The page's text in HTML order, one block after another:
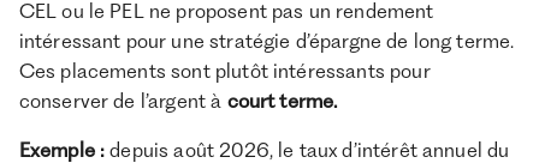
CEL ou le PEL ne proposent pas un rendement
intéressant pour une stratégie d’épargne de long terme.
Ces placements sont plutôt intéressants pour
conserver de l’argent à court terme.
Exemple :depuis août 2026, le taux d’intérêt annuel du